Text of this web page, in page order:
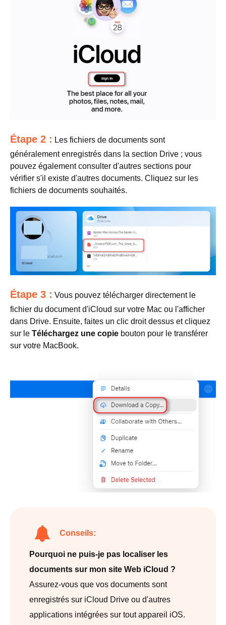
Étape 2 : Les fichiers de documents sont
généralement enregistrés dans la section Drive ; vous
pouvez également consulter d'autres sections pour
vérifier s'il existe d'autres documents. Cliquez sur les
fichiers de documents souhaités.
Étape 3 : Vous pouvez télécharger directement le
fichier du document d'iCloud sur votre Mac ou l'afficher
dans Drive. Ensuite, faites un clic droit dessus et cliquez
sur le Téléchargez une copie bouton pour le transférer
sur votre MacBook.
Conseils:
Pourquoi ne puis-je pas localiser les
documents sur mon site Web iCloud ?
Assurez-vous que vos documents sont
enregistrés sur iCloud Drive ou d'autres
applications intégrées sur tout appareil iOS.